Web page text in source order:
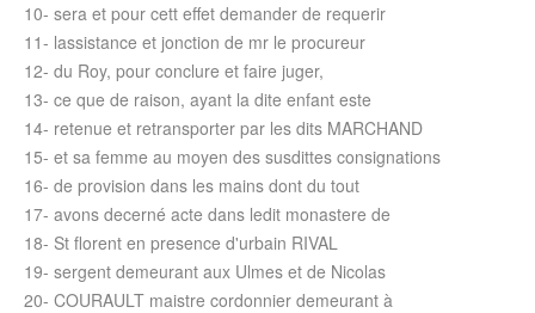
10- sera et pour cett effet demander de requerir
11- lassistance et jonction de mr le procureur
12- du Roy, pour conclure et faire juger,
13- ce que de raison, ayant la dite enfant este
14- retenue et retransporter par les dits MARCHAND
15- et sa femme au moyen des susdittes consignations
16- de provision dans les mains dont du tout
17- avons decerné acte dans ledit monastere de
18- St florent en presence d'urbain RIVAL
19- sergent demeurant aux Ulmes et de Nicolas
20- COURAULT maistre cordonnier demeurant à